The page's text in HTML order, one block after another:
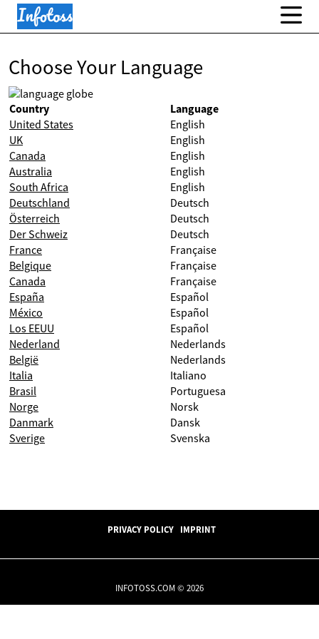
Choose Your Language
Country
Language
United States
English
UK
English
Canada
English
Australia
English
South Africa
English
Deutschland
Deutsch
Österreich
Deutsch
Der Schweiz
Deutsch
France
Française
Belgique
Française
Canada
Française
España
Español
México
Español
Los EEUU
Español
Nederland
Nederlands
België
Nederlands
Italia
Italiano
Brasil
Portuguesa
Norge
Norsk
Danmark
Dansk
Sverige
Svenska
PRIVACY POLICY IMPRINT
INFOTOSS.COM © 2026